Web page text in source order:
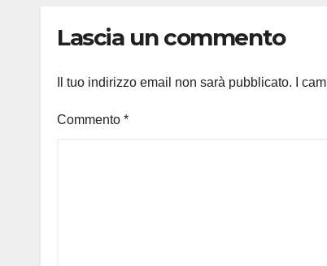
Lascia un commento
Il tuo indirizzo email non sarà pubblicato. I
Commento *